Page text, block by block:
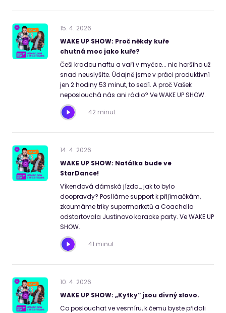
15. 4. 2026
WAKE UP SHOW: Proč někdy kuře
chutná moc jako kuře?
Češi kradou naftu a vaří v myčce... nic horšího už
snad neuslyšíte. Údajně jsme v práci produktivní
jen 2 hodiny 53 minut, to sedí. A proč Vašek
neposlouchá nás ani rádio? Ve WAKE UP SHOW.
42 minut
14. 4. 2026
WAKE UP SHOW: Natálka bude ve
StarDance!
Víkendová dámská jízda… jak to bylo
doopravdy? Posíláme support k přijímačkám,
zkoumáme triky supermarketů a Coachella
odstartovala Justinovo karaoke party. Ve WAKE UP
SHOW.
41 minut
10. 4. 2026
WAKE UP SHOW: „Kytky“ jsou divný slovo.
Co poslouchat ve vesmíru, k čemu byste přidali